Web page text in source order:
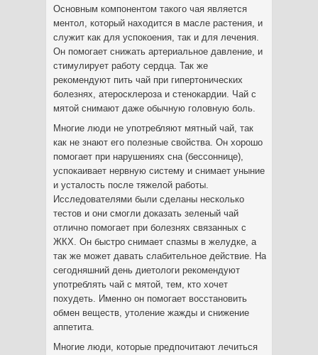
Основным компонентом такого чая является
ментол, который находится в масле растения, и
служит как для успокоения, так и для лечения.
Он помогает снижать артериальное давление, и
стимулирует работу сердца. Так же
рекомендуют пить чай при гипертонических
болезнях, атеросклероза и стенокардии. Чай с
мятой снимают даже обычную головную боль.
Многие люди не употребляют мятный чай, так
как не знают его полезные свойства. Он хорошо
помогает при нарушениях сна (бессоннице),
успокаивает нервную систему и снимает уныние
и усталость после тяжелой работы.
Исследователями были сделаны несколько
тестов и они смогли доказать зеленый чай
отлично помогает при болезнях связанных с
ЖКХ. Он быстро снимает спазмы в желудке, а
так же может давать слабительное действие. На
сегодняшний день диетологи рекомендуют
употреблять чай с мятой, тем, кто хочет
похудеть. Именно он помогает восстановить
обмен веществ, утоление жажды и снижение
аппетита.
Многие люди, которые предпочитают лечиться